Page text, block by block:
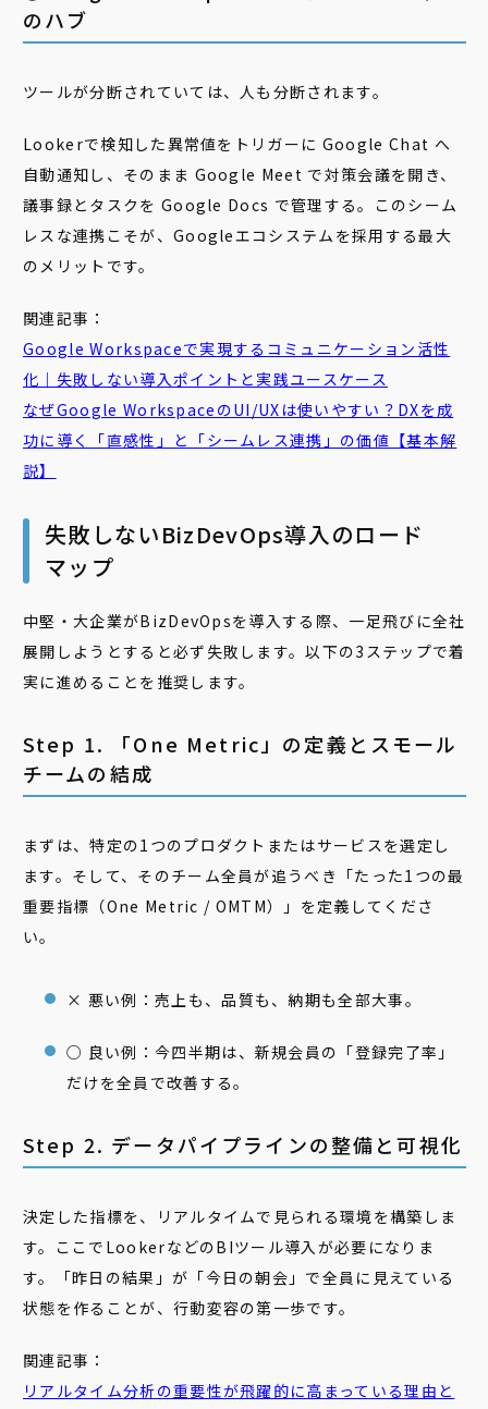
のハブ
ツールが分断されていては、人も分断されます。
Lookerで検知した異常値をトリガーに Google Chat へ
自動通知し、そのまま Google Meet で対策会議を開き、
議事録とタスクを Google Docs で管理する。このシーム
レスな連携こそが、Googleエコシステムを採用する最大
のメリットです。
関連記事：
Google Workspaceで実現するコミュニケーション活性
化｜失敗しない導入ポイントと実践ユースケース
なぜGoogle WorkspaceのUI/UXは使いやすい？DXを成
功に導く「直感性」と「シームレス連携」の価値【基本解
説】
失敗しないBizDevOps導入のロード
マップ
中堅・大企業がBizDevOpsを導入する際、一足飛びに全社
展開しようとすると必ず失敗します。以下の3ステップで着
実に進めることを推奨します。
Step 1. 「One Metric」の定義とスモール
チームの結成
まずは、特定の1つのプロダクトまたはサービスを選定し
ます。そして、そのチーム全員が追うべき「たった1つの最
重要指標（One Metric / OMTM）」を定義してくださ
い。
× 悪い例：売上も、品質も、納期も全部大事。
○ 良い例：今四半期は、新規会員の「登録完了率」
だけを全員で改善する。
Step 2. データパイプラインの整備と可視化
決定した指標を、リアルタイムで見られる環境を構築しま
す。ここでLookerなどのBIツール導入が必要になりま
す。「昨日の結果」が「今日の朝会」で全員に見えている
状態を作ることが、行動変容の第一歩です。
関連記事：
リアルタイム分析の重要性が飛躍的に高まっている理由と